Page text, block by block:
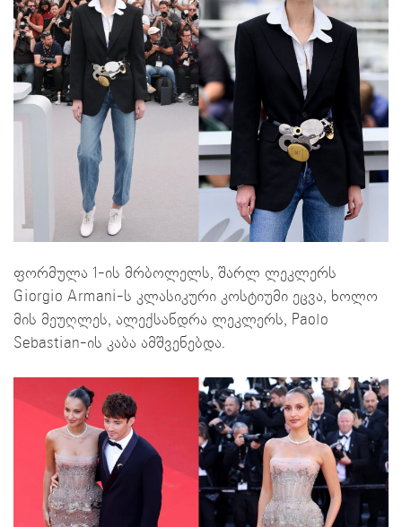
ფორმულა 1-ის მრბოლელს, შარლ ლეკლერს
Giorgio Armani-ს კლასიკური კოსტიუმი ეცვა, ხოლო
მის მეუღლეს, ალექსანდრა ლეკლერს, Paolo
Sebastian-ის კაბა ამშვენებდა.